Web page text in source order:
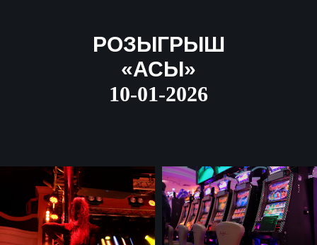
РОЗЫГРЫШ
«АСЫ»
10-01-2026